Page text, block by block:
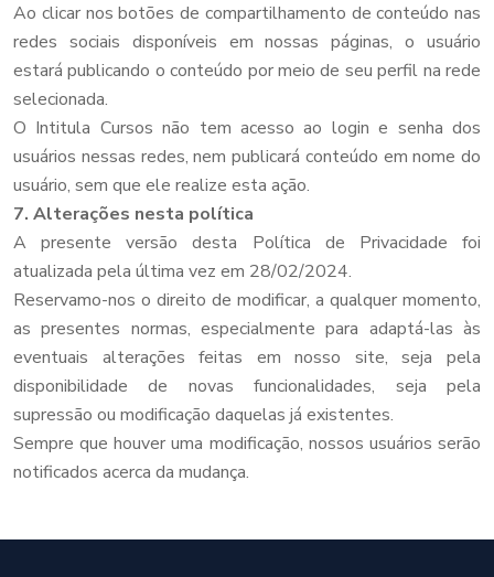
Ao clicar nos botões de compartilhamento de conteúdo nas
redes sociais disponíveis em nossas páginas, o usuário
estará publicando o conteúdo por meio de seu perfil na rede
selecionada.
O Intitula Cursos não tem acesso ao login e senha dos
usuários nessas redes, nem publicará conteúdo em nome do
usuário, sem que ele realize esta ação.
7. Alterações nesta política
A presente versão desta Política de Privacidade foi
atualizada pela última vez em 28/02/2024.
Reservamo-nos o direito de modificar, a qualquer momento,
as presentes normas, especialmente para adaptá-las às
eventuais alterações feitas em nosso site, seja pela
disponibilidade de novas funcionalidades, seja pela
supressão ou modificação daquelas já existentes.
Sempre que houver uma modificação, nossos usuários serão
notificados acerca da mudança.